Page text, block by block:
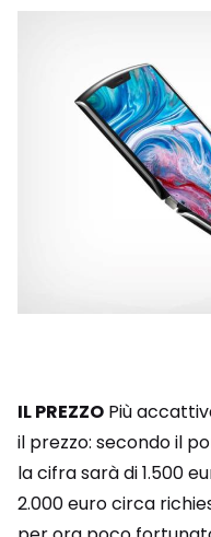
IL PREZZO Più
il prezzo: secondo il
la cifra sarà di 1.500
2.000 euro circa